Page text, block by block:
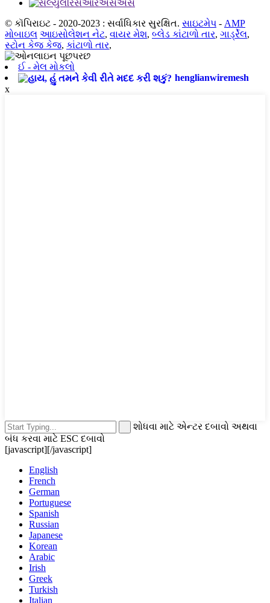
© કૉપિરાઇટ - 2020-2023 : સર્વાધિકાર સુરક્ષિત. સાઇટમેપ - AMP
મોબાઇલ આઇસોલેશન નેટ, વાયર મેશ, બ્લેડ કાંટાળો તાર, ગાર્ડ્રેલ,
સ્ટોન કેજ કેજ, કાંટાળો તાર,
ઈ - મેલ મોકલો
henglianwiremesh
x
શોધવા માટે એન્ટર દબાવો અથવા
બંધ કરવા માટે ESC દબાવો
[javascript][/javascript]
English
French
German
Portuguese
Spanish
Russian
Japanese
Korean
Arabic
Irish
Greek
Turkish
Italian